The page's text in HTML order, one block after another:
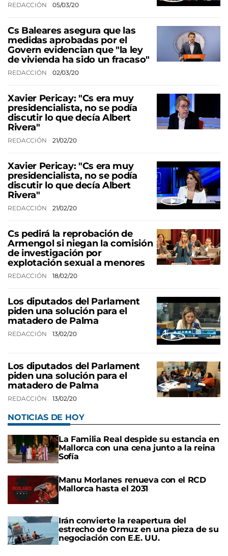
REDACCIÓN 05/03/20
Cs Baleares asegura que las
medidas aprobadas por el
Govern evidencian que "la ley
de vivienda ha sido un fracaso"
REDACCIÓN 02/03/20
Xavier Pericay: "Cs era muy
presidencialista, no se podía
discutir lo que decía Albert
Rivera"
REDACCIÓN 21/02/20
Xavier Pericay: "Cs era muy
presidencialista, no se podía
discutir lo que decía Albert
Rivera"
REDACCIÓN 21/02/20
Cs pedirá la reprobación de
Armengol si niegan la comisión
de investigación por
explotación sexual a menores
REDACCIÓN 18/02/20
Los diputados del Parlament
piden una solución para el
matadero de Palma
REDACCIÓN 13/02/20
Los diputados del Parlament
piden una solución para el
matadero de Palma
REDACCIÓN 13/02/20
NOTICIAS DE HOY
La Familia Real despide su estancia en
Mallorca con una cena junto a la reina
Sofía
Manu Morlanes renueva con el RCD
Mallorca hasta el 2031
Irán convierte la reapertura del
estrecho de Ormuz en una pieza de su
negociación con E.E. UU.